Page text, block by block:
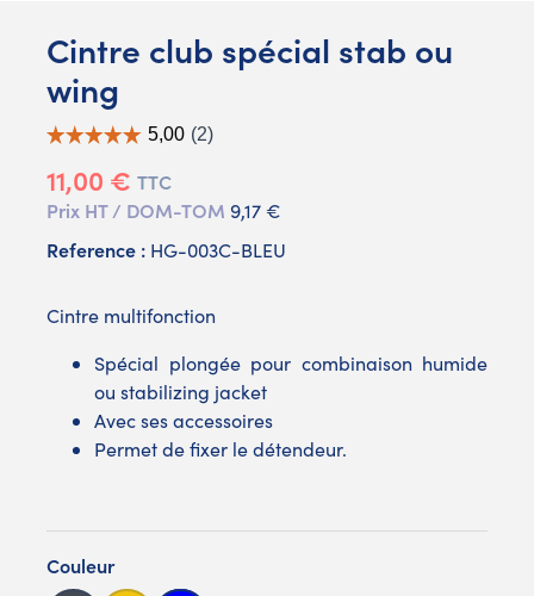
Cintre club spécial stab ou
wing
11,00 € TTC
Prix HT / DOM-TOM 9,17 €
Reference : HG-003C-BLEU
Cintre multifonction
Spécial plongée pour combinaison humide
ou stabilizing jacket
Avec ses accessoires
Permet de fixer le détendeur.
Couleur